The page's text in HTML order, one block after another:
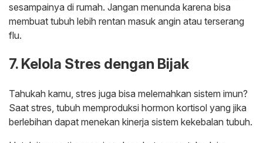
sesampainya di rumah. Jangan menunda karena bisa
membuat tubuh lebih rentan masuk angin atau terserang
flu.
7. Kelola Stres dengan Bijak
Tahukah kamu, stres juga bisa melemahkan sistem imun?
Saat stres, tubuh memproduksi hormon kortisol yang jika
berlebihan dapat menekan kinerja sistem kekebalan tubuh.